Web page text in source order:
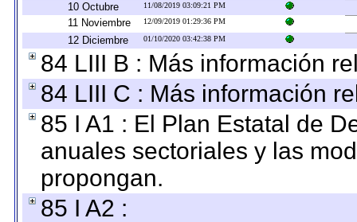
10 Octubre 11/08/2019 03:09:21 PM
11 Noviembre 12/09/2019 01:29:36 PM
12 Diciembre 01/10/2020 03:42:38 PM
84 LIII B : Más información
84 LIII C : Más información
85 I A1 : El Plan Estatal de
anuales sectoriales y las
propongan.
85 I A2 :